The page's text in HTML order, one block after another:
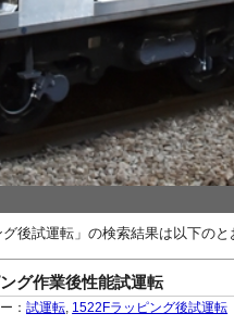
後試運転」の検索結果は以下のと
グ作業後性能試運転
：試運転 1522Fラッピング後試運転